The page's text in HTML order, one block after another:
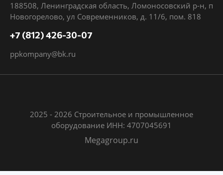
188508, Ленинградская область, Ломоносовский р-н, п
Новогорелово, ул Современников, д. 11/6, пом. 818
+7 (812) 426-30-07
ppkompany@bk.ru
2025 - 2026 Строительное и промышленное
оборудование ИНН: 4707045691
Megagroup.ru